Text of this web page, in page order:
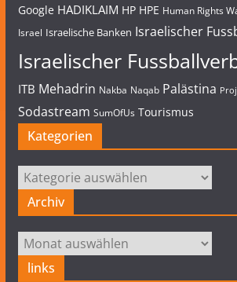
Google HADIKLAIM HP HPE Human Rights
Israel Israelische Banken Israelischer
Israelischer
ITB Mehadrin Nakba Naqab Palästina
Sodastream SumOfUs Tourismus
Kategorien
Kategorien
Archiv
Archiv
links